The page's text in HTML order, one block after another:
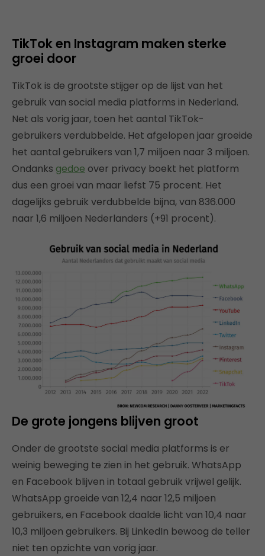
TikTok en Instagram maken sterke
groei door
TikTok is de grootste stijger op de lijst van het
gebruik van social media platforms in Nederland.
Net als vorig jaar, toen het aantal TikTok-
gebruikers verdubbelde. Het afgelopen jaar groeide
het aantal gebruikers van 1,7 miljoen naar 3 miljoen.
Ondanks gedoe over privacy boekt het platform
dus een groei van maar liefst 75 procent. Het
dagelijks gebruik verdubbelde bijna, van 836.000
naar 1,6 miljoen Nederlanders (+91 procent).
De grote jongens blijven groot
Onder de grootste social media platforms is er
weinig beweging te zien in het gebruik. WhatsApp
en Facebook blijven in totaal gebruik vrijwel gelijk.
WhatsApp groeide van 12,4 naar 12,5 miljoen
gebruikers, en Facebook daalde licht van 10,4 naar
10,3 miljoen gebruikers. Bij LinkedIn bewoog de teller
niet ten opzichte van vorig jaar.